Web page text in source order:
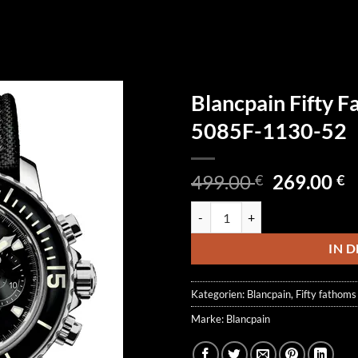
Blancpain Fifty
5085F-1130-52
499.00€
499.00 €
269.00€
IN
Kategorien: Blancpain, Fifty fathoms
Marke: Blancpain